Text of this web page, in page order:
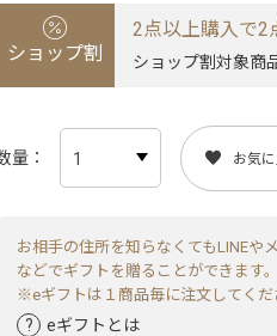
ショップ割
2点以上購入で2
ショップ割対象商
量 お気
お相手の住所を知らなくてもLINEや
などでギフトを贈ることができます。
※eギフトは１商品毎に注文してくだ
eギフトとは